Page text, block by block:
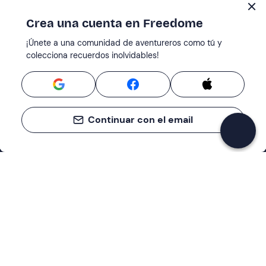
Crea una cuenta en Freedome
¡Únete a una comunidad de aventureros como tú y
colecciona recuerdos inolvidables!
Continuar con el email